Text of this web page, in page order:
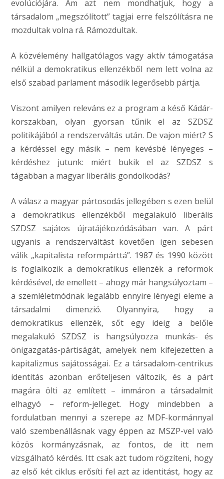
evolúciójára. Ám azt nem mondhatjuk, hogy a
társadalom „megszólított” tagjai erre felszólításra ne
mozdultak volna rá. Rámozdultak.
A közvélemény hallgatólagos vagy aktív támogatása
nélkül a demokratikus ellenzékből nem lett volna az
első szabad parlament második legerősebb pártja.
Viszont amilyen releváns ez a program a késő Kádár-
korszakban, olyan gyorsan tűnik el az SZDSZ
politikájából a rendszerváltás után. De vajon miért? S
a kérdéssel egy másik – nem kevésbé lényeges –
kérdéshez jutunk: miért bukik el az SZDSZ s
tágabban a magyar liberális gondolkodás?
A válasz a magyar pártosodás jellegében s ezen belül
a demokratikus ellenzékből megalakuló liberális
SZDSZ sajátos újratájékozódásában van. A párt
ugyanis a rendszerváltást követően igen sebesen
válik „kapitalista reformpárttá”. 1987 és 1990 között
is foglalkozik a demokratikus ellenzék a reformok
kérdésével, de emellett – ahogy már hangsúlyoztam –
a szemléletmódnak legalább ennyire lényegi eleme a
társadalmi dimenzió. Olyannyira, hogy a
demokratikus ellenzék, sőt egy ideig a belőle
megalakuló SZDSZ is hangsúlyozza munkás- és
önigazgatás-pártiságát, amelyek nem kifejezetten a
kapitalizmus sajátosságai. Ez a társadalom-centrikus
identitás azonban erőteljesen változik, és a párt
magára ölti az említett – immáron a társadalmit
elhagyó – reform-jelleget. Hogy mindebben a
fordulatban mennyi a szerepe az MDF-kormánnyal
való szembenállásnak vagy éppen az MSZP-vel való
közös kormányzásnak, az fontos, de itt nem
vizsgálható kérdés. Itt csak azt tudom rögzíteni, hogy
az első két ciklus erősíti fel azt az identitást, hogy az